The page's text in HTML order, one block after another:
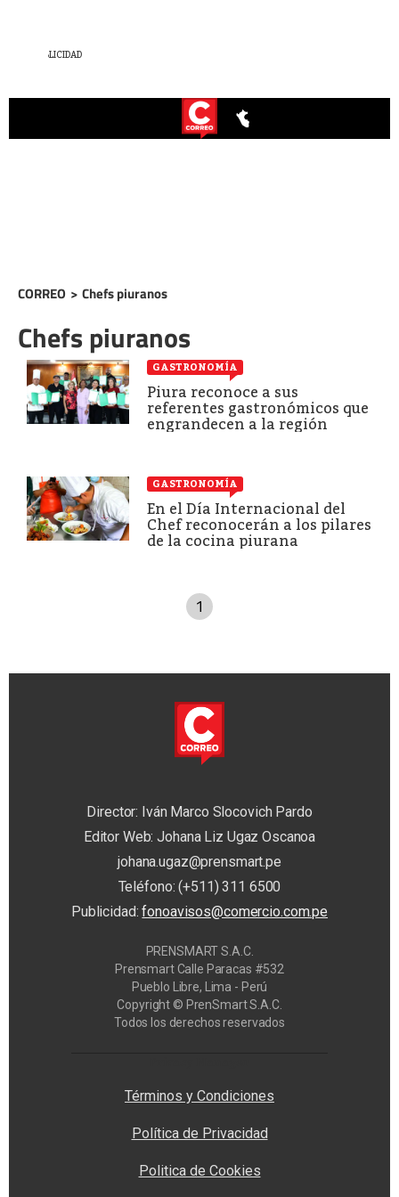
CORREO > Chefs piuranos
Chefs piuranos
GASTRONOMÍA
Piura reconoce a sus
referentes gastronómicos que
engrandecen a la región
GASTRONOMÍA
En el Día Internacional del
Chef reconocerán a los pilares
de la cocina piurana
1
Director: Iván Marco Slocovich Pardo
Editor Web: Johana Liz Ugaz Oscanoa
johana.ugaz@prensmart.pe
Teléfono: (+511) 311 6500
Publicidad:fonoavisos@comercio.com.pe
PRENSMART S.A.C.
Prensmart Calle Paracas #532
Pueblo Libre, Lima - Perú
Copyright © PrenSmart S.A.C.
Todos los derechos reservados
Términos y Condiciones
Política de Privacidad
Politica de Cookies